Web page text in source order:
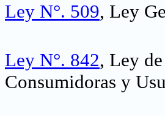
Ley N°. 509, Ley
Ley N°. 842, Ley
Consumidoras y